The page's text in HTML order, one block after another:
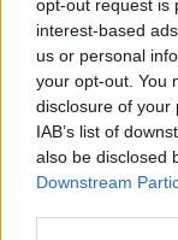
opt-out request is
interest-based
us or personal
your opt-out. You
disclosure of your
IAB’s list of
also be disclosed
Downstream